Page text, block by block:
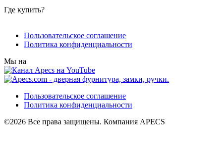
Где купить?
Пользовательское соглашение
Политика конфиденциальности
Мы на
Пользовательское соглашение
Политика конфиденциальности
©2026 Все права защищены. Компания APECS